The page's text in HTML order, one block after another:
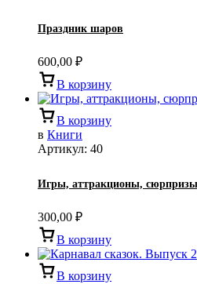
Праздник шаров
600,00 ₽
В корзину
В корзину
в Книги
Артикул: 40
Игры, аттракционы, сюрпризы
300,00 ₽
В корзину
В корзину